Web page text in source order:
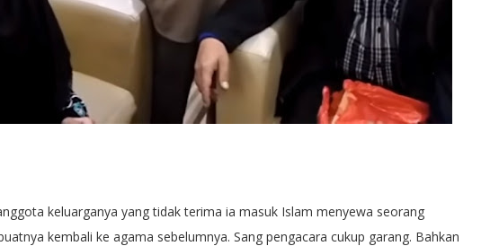
keluarganya yang tidak terima ia masuk Islam menyewa seorang
kembali ke agama sebelumnya. Sang pengacara cukup garang. Bahkan